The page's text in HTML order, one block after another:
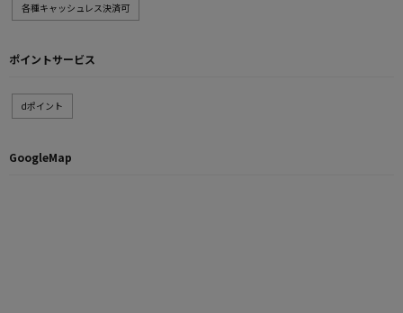
各種キャッシュレス決済可
ポイントサービス
dポイント
GoogleMap